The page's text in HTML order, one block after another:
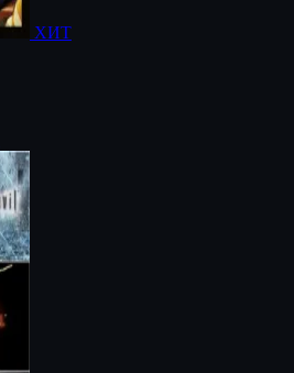
ХИТ